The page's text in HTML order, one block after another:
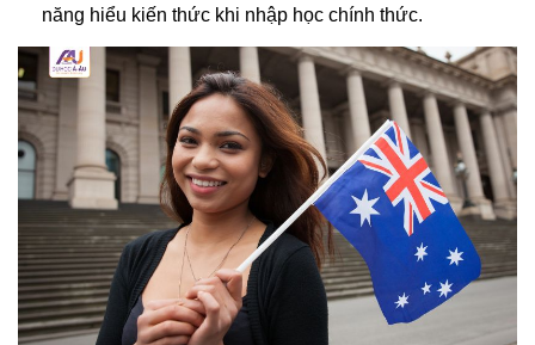
năng hiểu kiến thức khi nhập học chính thức.